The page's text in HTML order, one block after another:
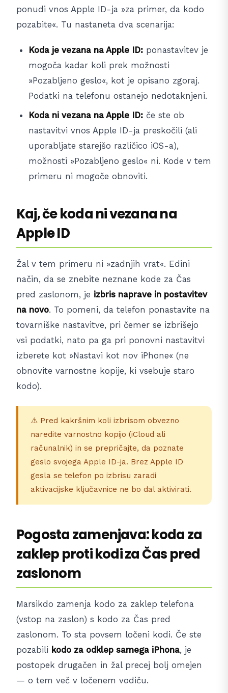
ponudi vnos Apple ID-ja »za primer, da kodo
pozabite«. Tu nastaneta dva scenarija:
Koda je vezana na Apple ID: ponastavitev je
mogoča kadar koli prek možnosti
»Pozabljeno geslo«, kot je opisano zgoraj.
Podatki na telefonu ostanejo nedotaknjeni.
Koda ni vezana na Apple ID: če ste ob
nastavitvi vnos Apple ID-ja preskočili (ali
uporabljate starejšo različico iOS-a),
možnosti »Pozabljeno geslo« ni. Kode v tem
primeru ni mogoče obnoviti.
Kaj, če koda ni vezana na
Apple ID
Žal v tem primeru ni »zadnjih vrat«. Edini
način, da se znebite neznane kode za Čas
pred zaslonom, je izbris naprave in postavitev
na novo. To pomeni, da telefon ponastavite na
tovarniške nastavitve, pri čemer se izbrišejo
vsi podatki, nato pa ga pri ponovni nastavitvi
izberete kot »Nastavi kot nov iPhone« (ne
obnovite varnostne kopije, ki vsebuje staro
kodo).
⚠️ Pred kakršnim koli izbrisom obvezno
naredite varnostno kopijo (iCloud ali
računalnik) in se prepričajte, da poznate
geslo svojega Apple ID-ja. Brez Apple ID
gesla se telefon po izbrisu zaradi
aktivacijske ključavnice ne bo dal aktivirati.
Pogosta zamenjava: koda za
zaklep proti kodi za Čas pred
zaslonom
Marsikdo zamenja kodo za zaklep telefona
(vstop na zaslon) s kodo za Čas pred
zaslonom. To sta povsem ločeni kodi. Če ste
pozabili kodo za odklep samega iPhona, je
postopek drugačen in žal precej bolj omejen
— o tem več v ločenem vodiču.